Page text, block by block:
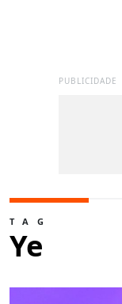
PUBLICIDADE
TAG
Ye